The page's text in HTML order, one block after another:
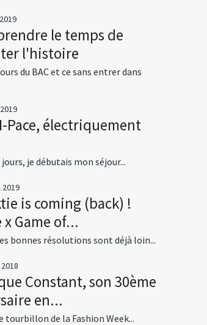
le temps de
l'histoire
du BAC et ce sans entrer dans
Pace, électriquement
je débutais mon séjour...
is coming (back) !
Game of...
bonnes résolutions sont déjà loin...
Constant, son 30ème
en...
tourbillon de la Fashion Week...